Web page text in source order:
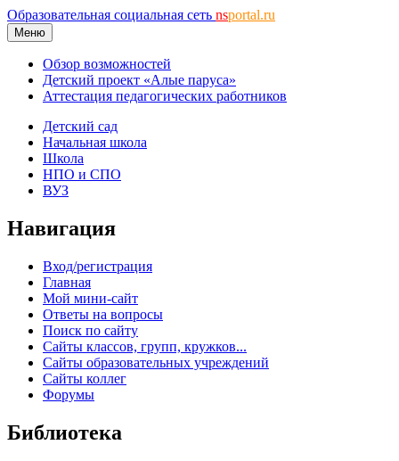
Образовательная социальная сеть nsportal.ru
Меню
Обзор возможностей
Детский проект «Алые паруса»
Аттестация педагогических работников
Детский сад
Начальная школа
Школа
НПО и СПО
ВУЗ
Навигация
Вход/регистрация
Главная
Мой мини-сайт
Ответы на вопросы
Поиск по сайту
Сайты классов, групп, кружков...
Сайты образовательных учреждений
Сайты коллег
Форумы
Библиотека